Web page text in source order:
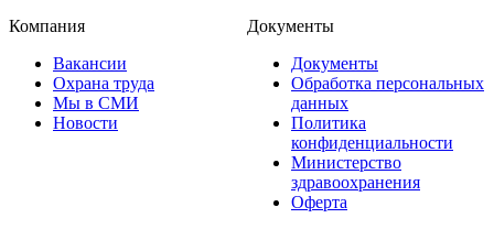
Компания
Вакансии
Охрана труда
Мы в СМИ
Новости
Документы
Документы
Обработка персональных
данных
Политика
конфиденциальности
Министерство
здравоохранения
Оферта